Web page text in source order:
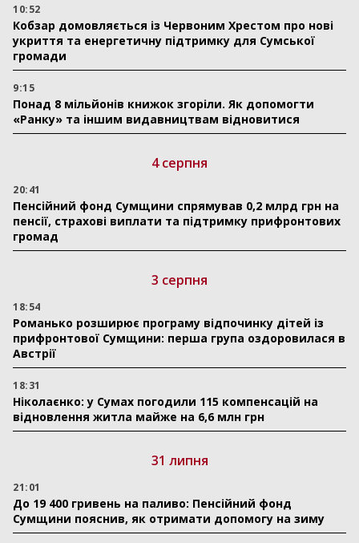
10:52
Кобзар домовляється із Червоним Хрестом про нові
укриття та енергетичну підтримку для Сумської
громади
9:15
Понад 8 мільйонів книжок згоріли. Як допомогти
«Ранку» та іншим видавництвам відновитися
4 серпня
20:41
Пенсійний фонд Сумщини спрямував 0,2 млрд грн на
пенсії, страхові виплати та підтримку прифронтових
громад
3 серпня
18:54
Романько розширює програму відпочинку дітей із
прифронтової Сумщини: перша група оздоровилася в
Австрії
18:31
Ніколаєнко: у Сумах погодили 115 компенсацій на
відновлення житла майже на 6,6 млн грн
31 липня
21:01
До 19 400 гривень на паливо: Пенсійний фонд
Сумщини пояснив, як отримати допомогу на зиму